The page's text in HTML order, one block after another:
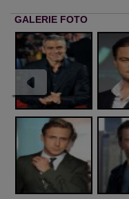
GALERIE FOTO